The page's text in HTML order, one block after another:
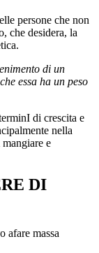
persone che non
che desidera, la
di un
essa ha un peso
di crescita e
nella
e
DI
afare massa